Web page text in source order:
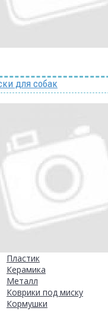
для собак
Пластик
Керамика
Металл
Коврики под миску
Кормушки